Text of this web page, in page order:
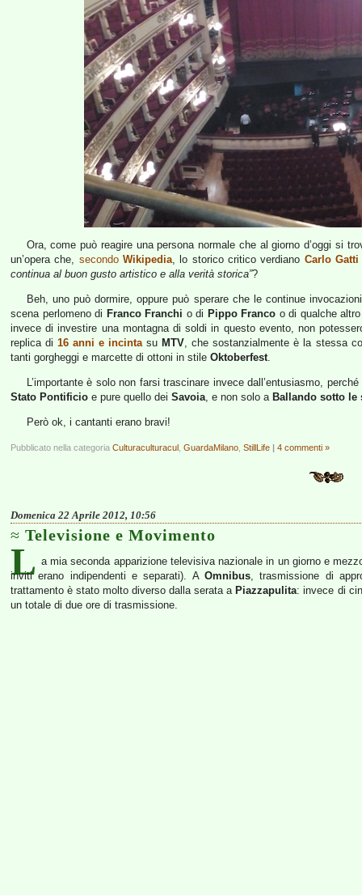
Ora, come può reagire una persona normale che al giorno d’oggi si
un’opera che, secondo Wikipedia, lo storico critico verdiano Carlo Gatti
continua al buon gusto artistico e alla verità storica”?
Beh, uno può dormire, oppure può sperare che le continue
scena perlomeno di Franco Franchi o di Pippo Franco o di qualche
invece di investire una montagna di soldi in questo evento, non
replica di16 anni e incintasu MTV, che sostanzialmente è la stessa
tanti gorgheggi e marcette di ottoni in stile Oktoberfest.
L’importante è solo non farsi trascinare invece dall’entusiasmo,
Stato Pontificio e pure quello dei Savoia, e non solo a Ballando sotto le
Però ok, i cantanti erano bravi!
Pubblicato nella categoria Culturaculturacul GuardaMilano StillLife | 4 commenti »
Domenica 22 Aprile 2012, 10:56
Televisione e Movimento
L a mia seconda apparizione televisiva nazionale in un giorno e
inviti erano indipendenti e separati). A Omnibus, trasmissione di
trattamento è stato molto diverso dalla serata a Piazzapulita: invece di
un totale di due ore di trasmissione.